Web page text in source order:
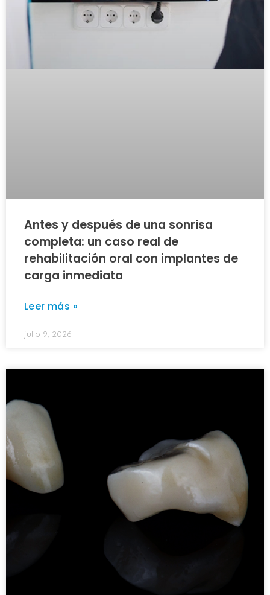
Antes y después de una sonrisa
completa: un caso real de
rehabilitación oral con implantes de
carga inmediata
Leer más »
julio 9, 2026